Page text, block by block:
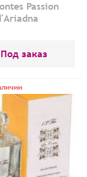
Passion
Под заказ